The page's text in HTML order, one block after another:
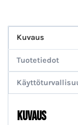
Kuvaus
Tuotetiedot
Kuvaus